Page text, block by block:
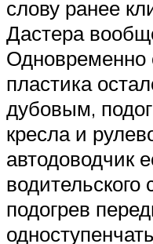
слову ранее
Дастера
Одновременно
пластика
дубовым,
кресла и
автодоводчик
водительского
подогрев